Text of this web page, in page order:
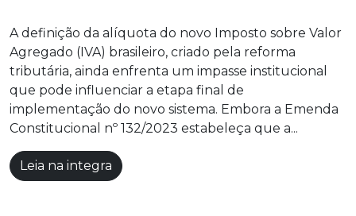
A definição da alíquota do novo Imposto sobre Valor
Agregado (IVA) brasileiro, criado pela reforma
tributária, ainda enfrenta um impasse institucional
que pode influenciar a etapa final de
implementação do novo sistema. Embora a Emenda
Constitucional nº 132/2023 estabeleça que a...
Leia na integra